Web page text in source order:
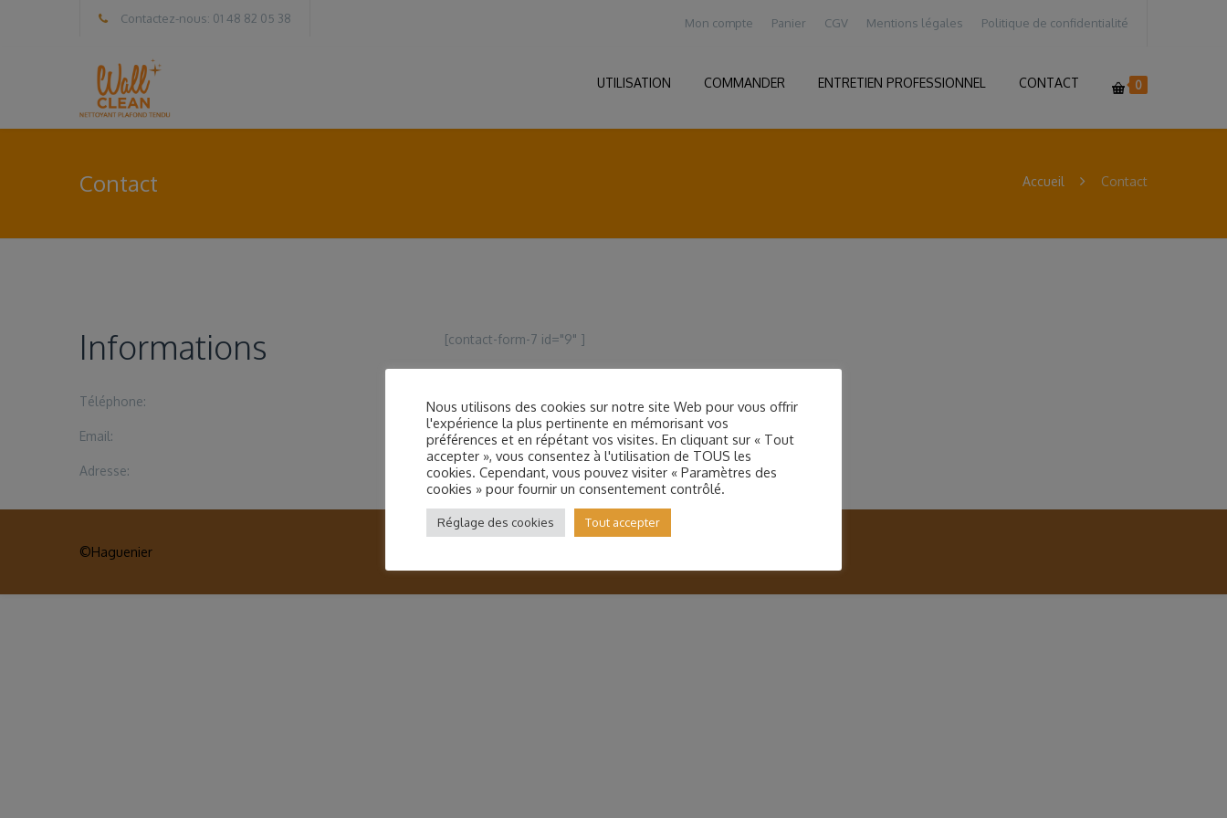
Contactez-nous: 01 48 82 05 38 Mon compte Panier CGV Mentions légales Politique de confidentialité
0
UTILISATION COMMANDER ENTRETIEN PROFESSIONNEL CONTACT
Contact Accueil Contact
Informations
Téléphone:
Email:
Adresse:
[contact-form-7 id="9" ]
©Haguenier
Nous utilisons des cookies sur notre site Web pour vous offrir
l'expérience la plus pertinente en mémorisant vos
préférences et en répétant vos visites. En cliquant sur « Tout
accepter », vous consentez à l'utilisation de TOUS les
cookies. Cependant, vous pouvez visiter « Paramètres des
cookies » pour fournir un consentement contrôlé.
Réglage des cookies Tout accepter